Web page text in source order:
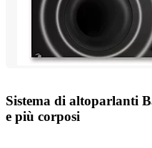
Sistema di altoparlanti
e più corposi